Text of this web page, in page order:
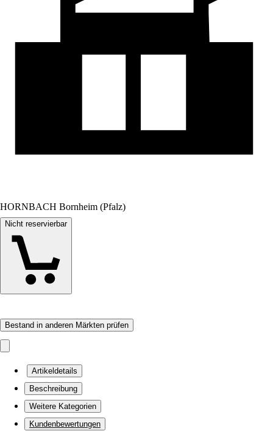
HORNBACH Bornheim (Pfalz)
Nicht reservierbar
Bestand in anderen Märkten prüfen
Artikeldetails
Beschreibung
Weitere Kategorien
Kundenbewertungen